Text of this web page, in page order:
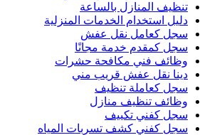
تنظيف المنازل بالساعة
دليل استخدام الخدمات المنزلية
سجل كعامل نقل عفش
سجل كمقدم خدمة مجانًا
وظائف فني مكافحة حشرات
دينا نقل عفش قريب مني
سجل كعاملة تنظيف
وظائف تنظيف منازل
سجل كفني تكييف
سجل كفني كشف تسربات المياه